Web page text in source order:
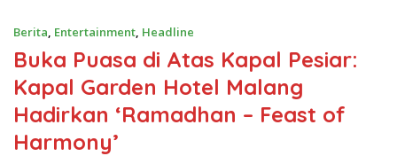
Berita, Entertainment, Headline
Buka Puasa di Atas Kapal Pesiar:
Kapal Garden Hotel Malang
Hadirkan ‘Ramadhan – Feast of
Harmony’